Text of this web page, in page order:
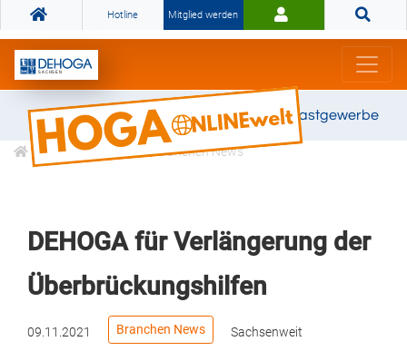
Hotline Mitglied werden
Gemeinsam stark für das Gastgewerbe
Informationen Branchen News
DEHOGA für Verlängerung der
Überbrückungshilfen
09.11.2021 Branchen News Sachsenweit